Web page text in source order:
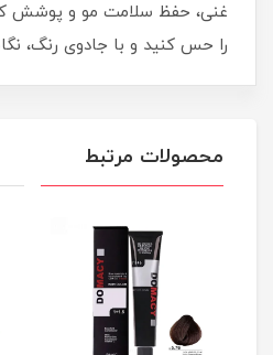
غنی، حفظ سلامت مو و پوشش
را حس کنید و با جادوی رنگ،
محصولات مرتبط